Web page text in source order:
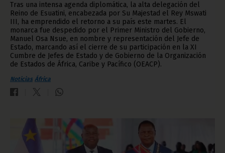
Tras una intensa agenda diplomática, la alta delegación del
Reino de Esuatini, encabezada por Su Majestad el Rey Mswati
III, ha emprendido el retorno a su país este martes. El
monarca fue despedido por el Primer Ministro del Gobierno,
Manuel Osa Nsue, en nombre y representación del Jefe de
Estado, marcando así el cierre de su participación en la XI
Cumbre de Jefes de Estado y de Gobierno de la Organización
de Estados de África, Caribe y Pacífico (OEACP).
Noticias África